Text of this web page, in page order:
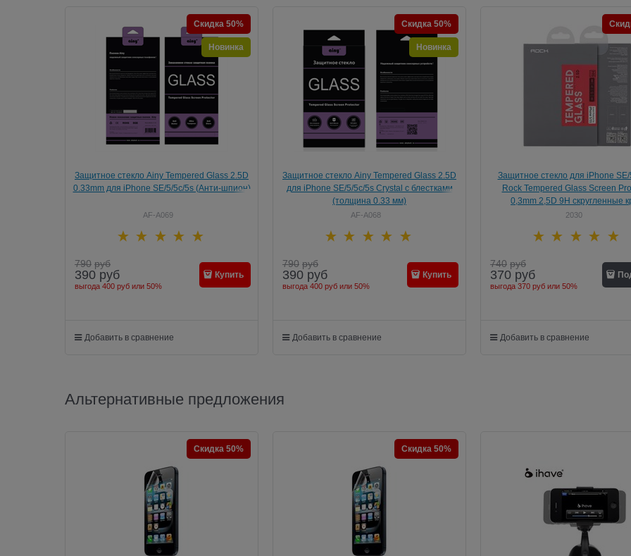
Защитное стекло Ainy Tempered Glass 2.5D
0.33mm для iPhone SE/5/5c/5s (Анти-шпион)
AF-A069
Скидка 50%
Новинка
790 руб
390 руб
выгода 400 руб или 50%
Купить
Добавить в сравнение
Защитное стекло Ainy Tempered Glass 2.5D
для iPhone SE/5/5c/5s Crystal с блестками
(толщина 0.33 мм)
AF-A068
Скидка 50%
Новинка
790 руб
390 руб
выгода 400 руб или 50%
Купить
Добавить в сравнение
Защитное стекло для iPhone SE/
Rock Tempered Glass Screen
0,3mm 2,5D 9H скругленные
2030
740 руб
370 руб
выгода 370 руб или 50%
Добавить в сравнение
Альтернативные предложения
Скидка 50% Скидка 50%